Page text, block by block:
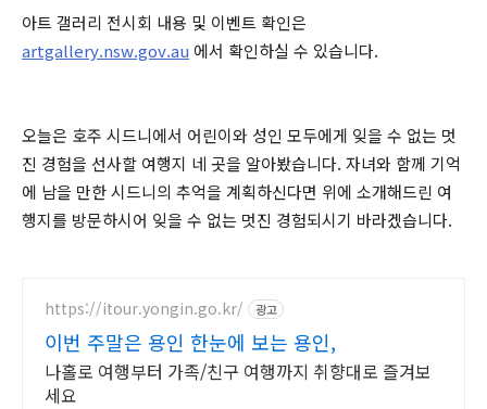
아트 갤러리 전시회 내용 및 이벤트 확인은
artgallery.nsw.gov.au 에서 확인하실 수 있습니다.
오늘은 호주 시드니에서 어린이와 성인 모두에게 잊을 수 없는 멋
진 경험을 선사할 여행지 네 곳을 알아봤습니다. 자녀와 함께 기억
에 남을 만한 시드니의 추억을 계획하신다면 위에 소개해드린 여
행지를 방문하시어 잊을 수 없는 멋진 경험되시기 바라겠습니다.
https://itour.yongin.go.kr/ 광고
이번 주말은 용인 한눈에 보는 용인,
나홀로 여행부터 가족/친구 여행까지 취향대로 즐겨보
세요